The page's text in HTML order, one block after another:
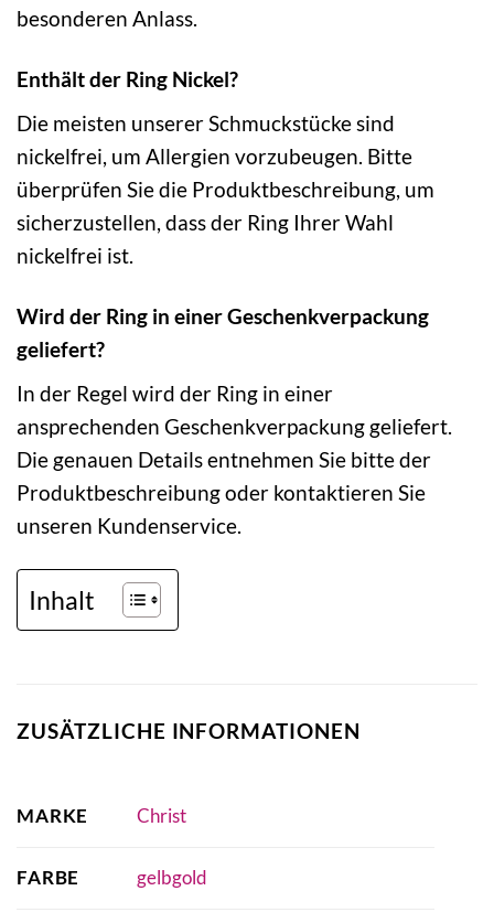
besonderen Anlass.
Enthält der Ring Nickel?
Die meisten unserer Schmuckstücke sind
nickelfrei, um Allergien vorzubeugen. Bitte
überprüfen Sie die Produktbeschreibung, um
sicherzustellen, dass der Ring Ihrer Wahl
nickelfrei ist.
Wird der Ring in einer Geschenkverpackung
geliefert?
In der Regel wird der Ring in einer
ansprechenden Geschenkverpackung geliefert.
Die genauen Details entnehmen Sie bitte der
Produktbeschreibung oder kontaktieren Sie
unseren Kundenservice.
Inhalt
ZUSÄTZLICHE INFORMATIONEN
MARKE Christ
FARBE gelbgold